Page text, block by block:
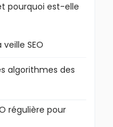
pourquoi est-elle
SEO
algorithmes des
régulière pour